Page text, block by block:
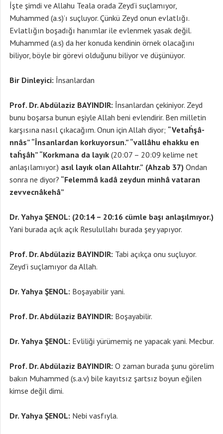
İşte şimdi ve Allahu Teala orada Zeyd’i suçlamıyor,
Muhammed (a.s)’ı suçluyor. Çünkü Zeyd onun evlatlığı.
Evlatlığın boşadığı hanımlar ile evlenmek yasak değil.
Muhammed (a.s) da her konuda kendinin örnek olacağını
biliyor, böyle bir görevi olduğunu biliyor ve düşünüyor.
Bir Dinleyici: İnsanlardan
Prof. Dr. Abdülaziz BAYINDIR: İnsanlardan çekiniyor. Zeyd
bunu boşarsa bunun eşiyle Allah beni evlendirir. Ben milletin
karşısına nasıl çıkacağım. Onun için Allah diyor; “Vetaḣşâ-
nnâs” “İnsanlardan korkuyorsun.” “vallâhu ehakku en
taḣşâh” “Korkmana da layık (20:07 – 20:09 kelime net
anlaşılamıyor.) asıl layık olan Allahtır.” (Ahzab 37) Ondan
sonra ne diyor? “Felemmâ kadâ zeydun minhâ vataran
zevvecnâkehâ”
Dr. Yahya ŞENOL: (20:14 – 20:16 cümle başı anlaşılmıyor.)
Yani burada açık açık Resulullahı burada şey yapıyor.
Prof. Dr. Abdülaziz BAYINDIR: Tabi açıkça onu suçluyor.
Zeyd’i suçlamıyor da Allah.
Dr. Yahya ŞENOL: Boşayabilir yani.
Prof. Dr. Abdülaziz BAYINDIR: Boşayabilir.
Dr. Yahya ŞENOL: Evliliği yürümemiş ne yapacak yani. Mecbur.
Prof. Dr. Abdülaziz BAYINDIR: O zaman burada şunu görelim
bakın Muhammed (s.a.v) bile kayıtsız şartsız boyun eğilen
kimse değil dimi.
Dr. Yahya ŞENOL: Nebi vasfıyla.